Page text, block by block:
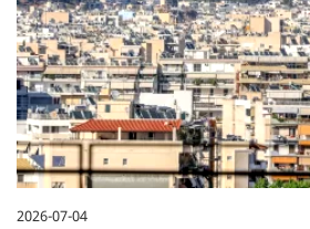
2026-07-04